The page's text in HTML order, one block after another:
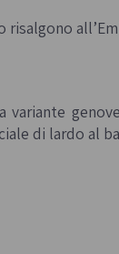
variante
di lardo al